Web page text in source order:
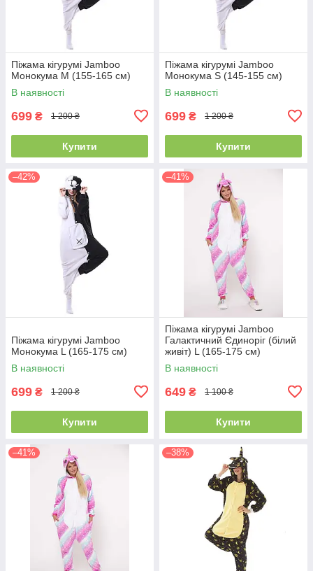
Піжама кігурумі Jamboo
Монокума M (155-165 см)
В наявності
699 ₴ 1 200 ₴
Купити
Піжама кігурумі Jamboo
Монокума S (145-155 см)
В наявності
699 ₴ 1 200 ₴
Купити
–42%
Піжама кігурумі Jamboo
Монокума L (165-175 см)
В наявності
699 ₴ 1 200 ₴
Купити
–41%
Піжама кігурумі Jamboo
Галактичний Єдиноріг (білий
живіт) L (165-175 см)
В наявності
649 ₴ 1 100 ₴
Купити
–41% –38%